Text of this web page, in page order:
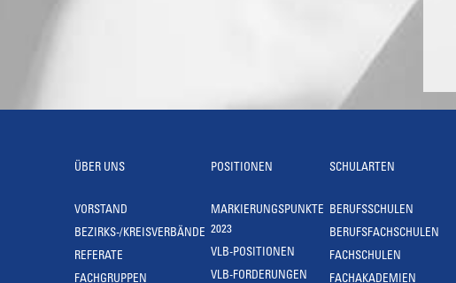
ÜBER UNS
VORSTAND
BEZIRKS-/KREISVERBÄNDE
REFERATE
FACHGRUPPEN
POSITIONEN
MARKIERUNGSPUNKTE
2023
VLB-POSITIONEN
VLB-FORDERUNGEN
SCHULARTEN
BERUFSSCHULEN
BERUFSFACHSCHULEN
FACHSCHULEN
FACHAKADEMIEN